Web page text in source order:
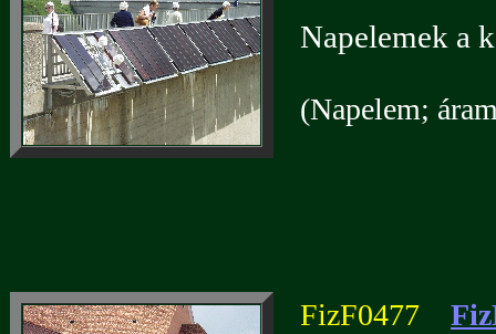
Napelemek a
(Napelem;
FizF0477